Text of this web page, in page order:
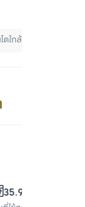
ใกล้ BTS
35.95 ตร.ม.